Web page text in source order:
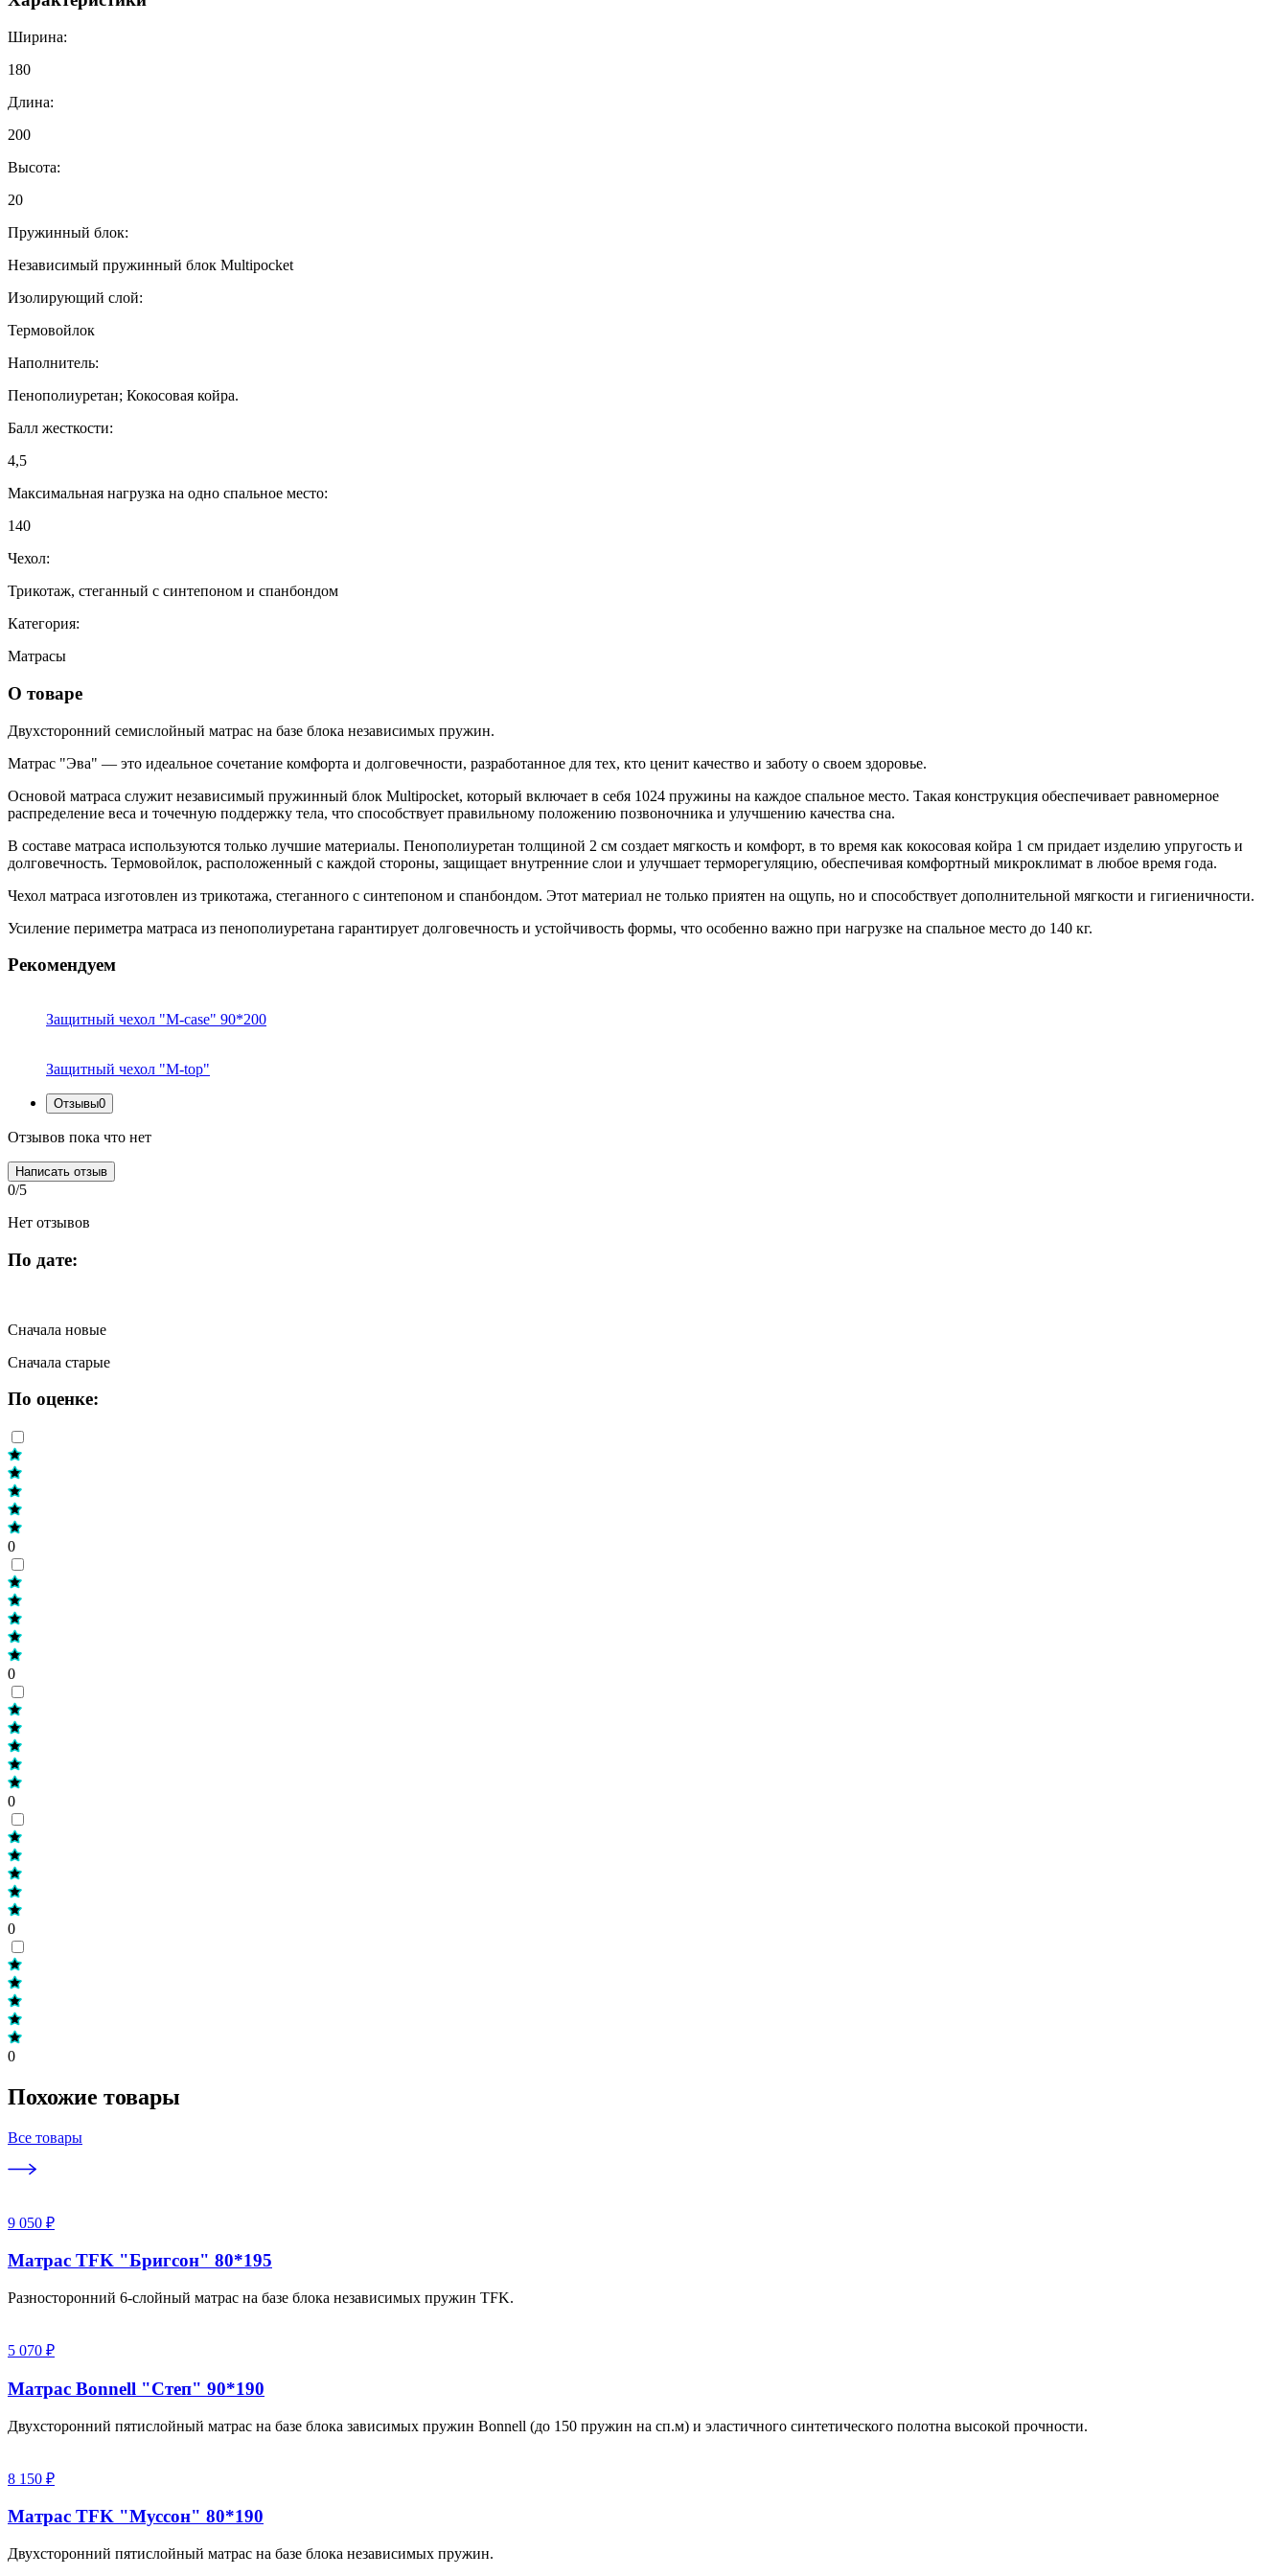
Ширина:
180
Длина:
200
Высота:
20
Пружинный блок:
Независимый пружинный блок Multipocket
Изолирующий слой:
Термовойлок
Наполнитель:
Пенополиуретан; Кокосовая койра.
Балл жесткости:
4,5
Максимальная нагрузка на одно спальное место:
140
Чехол:
Трикотаж, стеганный с синтепоном и спанбондом
Категория:
Матрасы
О товаре
Двухсторонний семислойный матрас на базе блока независимых пружин.
Матрас "Эва" — это идеальное сочетание комфорта и долговечности, разработанное для тех, кто ценит качество и заботу о своем здоровье.
Основой матраса служит независимый пружинный блок Multipocket, который включает в себя 1024 пружины на каждое спальное место. Такая конструкция обеспечивает равномерное
распределение веса и точечную поддержку тела, что способствует правильному положению позвоночника и улучшению качества сна.
В составе матраса используются только лучшие материалы. Пенополиуретан толщиной 2 см создает мягкость и комфорт, в то время как кокосовая койра 1 см придает изделию упругость и
долговечность. Термовойлок, расположенный с каждой стороны, защищает внутренние слои и улучшает терморегуляцию, обеспечивая комфортный микроклимат в любое время года.
Чехол матраса изготовлен из трикотажа, стеганного с синтепоном и спанбондом. Этот материал не только приятен на ощупь, но и способствует дополнительной мягкости и гигиеничности.
Усиление периметра матраса из пенополиуретана гарантирует долговечность и устойчивость формы, что особенно важно при нагрузке на спальное место до 140 кг.
Рекомендуем
Защитный чехол "M-case" 90*200
Защитный чехол "M-top"
Отзывы0
Отзывов пока что нет
Написать отзыв
0/5
Нет отзывов
По дате:
Сначала новые
Сначала старые
По оценке:
0
0
0
0
0
Похожие товары
Все товары
9 050 ₽
Матрас TFK "Бригсон" 80*195
Разносторонний 6-слойный матрас на базе блока независимых пружин TFK.
5 070 ₽
Матрас Bonnell "Степ" 90*190
Двухсторонний пятислойный матрас на базе блока зависимых пружин Bonnell (до 150 пружин на сп.м) и эластичного синтетического полотна высокой прочности.
8 150 ₽
Матрас TFK "Муссон" 80*190
Двухсторонний пятислойный матрас на базе блока независимых пружин.